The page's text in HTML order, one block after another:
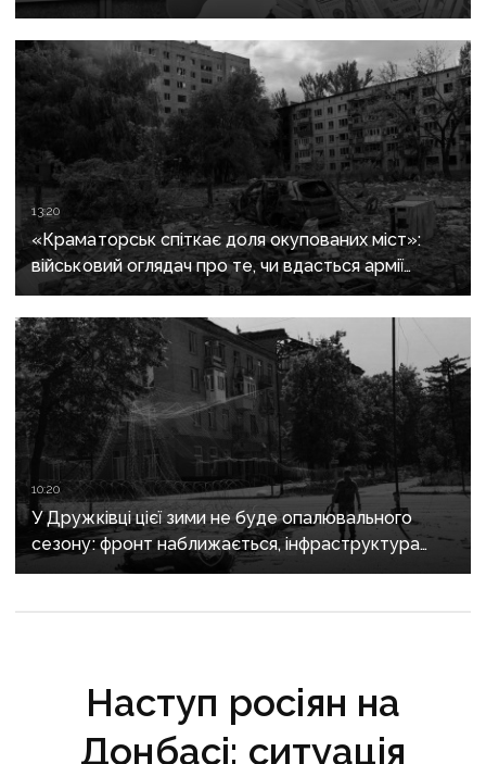
13:20
«Краматорськ спіткає доля окупованих міст»:
військовий оглядач про те, чи вдасться армії
рф захопити останню агломерацію Донеччини до
кінця 2026 року
10:20
У Дружківці цієї зими не буде опалювального
сезону: фронт наближається, інфраструктура
критично зруйнована
Наступ росіян на
Донбасі: ситуація